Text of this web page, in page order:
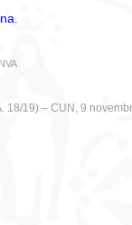
NVA
18/19) – CUN, 9